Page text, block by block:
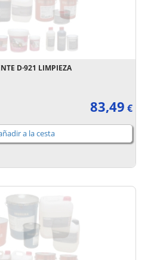
D·921 LIMPIEZA
83,49 €
a la cesta